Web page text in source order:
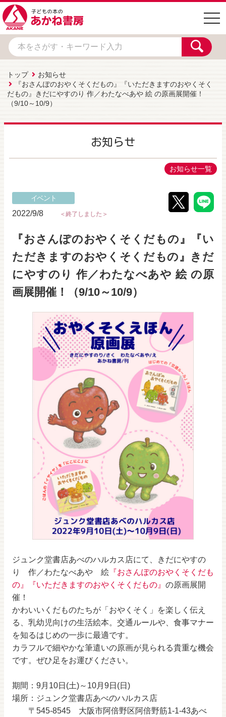
トップ
お知らせ
『おさんぽのおやくそくだもの』『いただきますのおやくそく
だもの』きだにやすのり 作／わたなべあや 絵 の原画展開催！
（9/10～10/9）
お知らせ
お知らせ一覧
イベント
2022/9/8 ＜終了しました＞
『おさんぽのおやくそくだもの』『い
ただきますのおやくそくだもの』きだ
にやすのり 作／わたなべあや 絵 の原
画展開催！（9/10～10/9）
ジュンク堂書店あべのハルカス店にて、きだにやすの
り 作／わたなべあや 絵 『おさんぽのおやくそくだも
の』
『いただきますのおやくそくだもの』 の原画展開
催！
かわいいくだものたちが「おやくそく」を楽しく伝え
る、乳幼児向けの生活絵本。交通ルールや、食事マナー
を知るはじめの一歩に最適です。
カラフルで細やかな筆遣いの原画が見られる貴重な機会
です。ぜひ足をお運びください。
期間：9月10日(土)～10月9日(日)
場所：ジュンク堂書店あべのハルカス店
〒545-8545 大阪市阿倍野区阿倍野筋1-1-43あべ